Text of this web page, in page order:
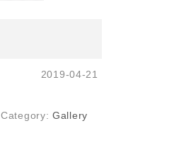
2019-04-21
Category:Gallery